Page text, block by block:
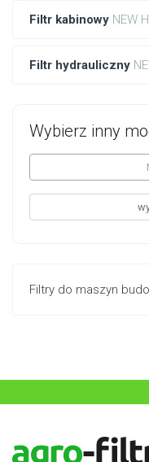
Filtr kabinowy NEW
Filtr hydrauliczny
Wybierz inny
Filtry do maszyn